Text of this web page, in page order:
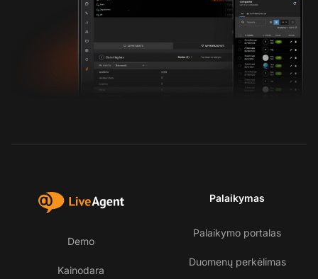
Demo
Kainodara
Palaikymas
Palaikymo portalas
Duomenų perkėlimas